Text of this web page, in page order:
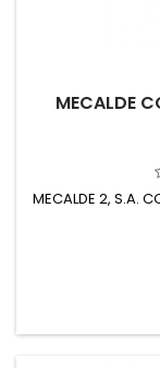
MECALDE
MECALDE 2, S.A.